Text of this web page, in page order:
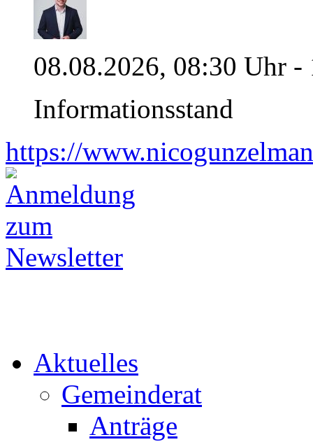
08.08.2026, 08:30 Uhr -
Informationsstand
https://
Aktuelles
Gemeinderat
Anträge